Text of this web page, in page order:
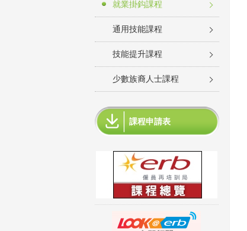
就業掛鈎課程
通用技能課程
技能提升課程
少數族裔人士課程
課程申請表